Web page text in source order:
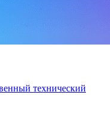
технический